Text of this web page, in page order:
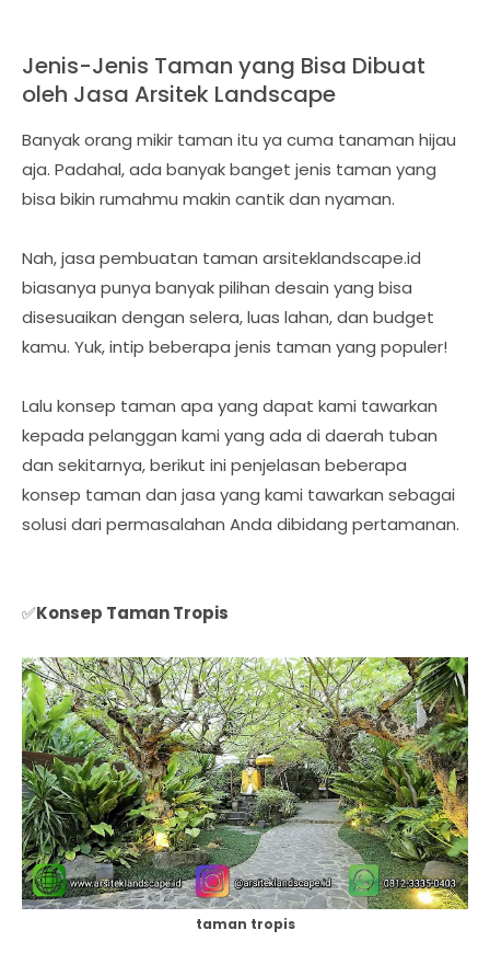
Jenis-Jenis Taman yang Bisa Dibuat
oleh Jasa Arsitek Landscape
Banyak orang mikir taman itu ya cuma tanaman hijau
aja. Padahal, ada banyak banget jenis taman yang
bisa bikin rumahmu makin cantik dan nyaman.
Nah, jasa pembuatan taman arsiteklandscape.id
biasanya punya banyak pilihan desain yang bisa
disesuaikan dengan selera, luas lahan, dan budget
kamu. Yuk, intip beberapa jenis taman yang populer!
Lalu konsep taman apa yang dapat kami tawarkan
kepada pelanggan kami yang ada di daerah tuban
dan sekitarnya, berikut ini penjelasan beberapa
konsep taman dan jasa yang kami tawarkan sebagai
solusi dari permasalahan Anda dibidang pertamanan.
✅Konsep Taman Tropis
taman tropis